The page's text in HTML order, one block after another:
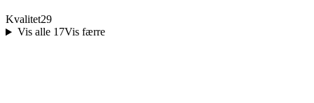
Kvalitet29
Vis alle 17Vis færre